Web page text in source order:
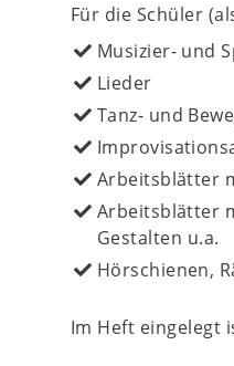
Für die Schüler
Musizier- und
Lieder
Tanz- und
Arbeitsblätter
Arbeitsblätter
Gestalten u.a.
Hörschienen,
Im Heft eingelegt